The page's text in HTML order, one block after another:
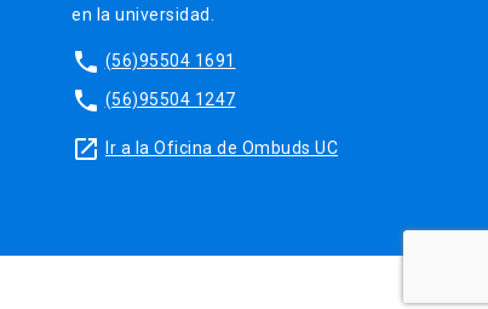
en la universidad.
phone (56)95504 1691
phone (56)95504 1247
launch Ir a la Oficina de Ombuds UC